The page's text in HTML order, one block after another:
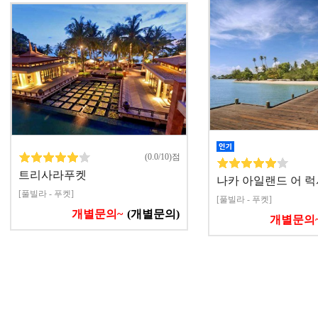
(0.0/10)점
트리사라푸켓
[풀빌라 - 푸켓]
개별문의~ (개별문의)
나카 아일랜드 어
[풀빌라 - 푸켓]
개별문의